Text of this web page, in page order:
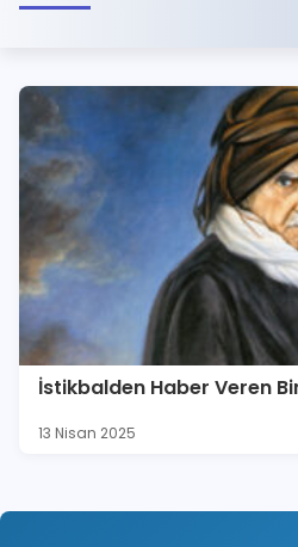
İstikbalden Haber Veren
13 Nisan 2025